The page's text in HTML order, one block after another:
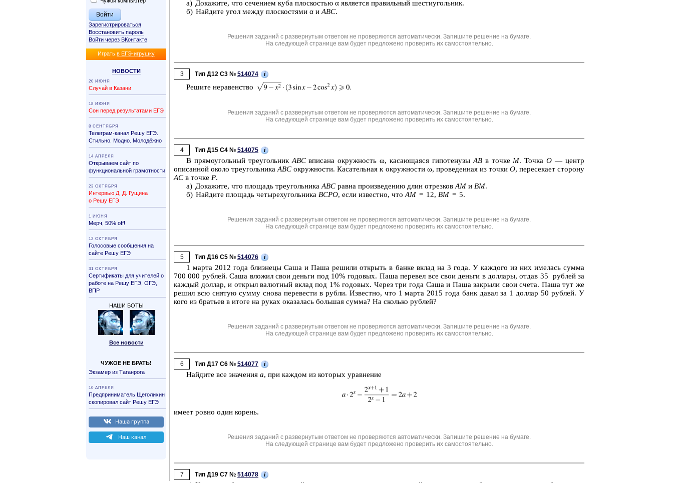
Зарегистрироваться
Восстановить пароль
Войти через ВКонтакте
Иг­рать в ЕГЭ-иг­руш­ку
НО­ВО­СТИ
20 ИЮНЯ
Случай в Казани
18 ИЮНЯ
Сон перед результатами ЕГЭ
8 СЕНТЯБРЯ
Телеграм-канал Решу ЕГЭ.
Стильно. Модно. Молодёжно
14 АПРЕЛЯ
Открываем сайт по
функциональной грамотности
23 ОКТЯБРЯ
Интервью Д. Д. Гущина
о Решу ЕГЭ
1 ИЮНЯ
Мерч, 50% off!
12 ОКТЯБРЯ
Голосовые сообщения на
сайте Решу ЕГЭ
31 ОК­ТЯБ­РЯ
Сер­ти­фи­ка­ты для учи­те­лей о
ра­бо­те на Решу ЕГЭ, ОГЭ,
ВПР
НАШИ БОТЫ
Все но­во­сти
ЧУЖОЕ НЕ БРАТЬ!
Эк­за­мер из Та­ган­ро­га
10 АП­РЕ­ЛЯ
Пред­при­ни­ма­тель Ще­го­ли­хин
ско­пи­ро­вал сайт Решу ЕГЭ
Наша груп­па
Наш канал
а) До­ка­жи­те, что се­че­ни­ем куба плос­ко­стью α яв­ля­ет­ся пра­виль­ный ше­сти­уголь­ник.
б) Най­ди­те угол между плос­ко­стя­ми α и ABC.
Решения заданий с развернутым ответом не проверяются автоматически. Запишите решение на бумаге.
На следующей странице вам будет предложено проверить их самостоятельно.
3 Тип Д12 C3 № 514074 i
Ре­ши­те не­ра­вен­ство
Решения заданий с развернутым ответом не проверяются автоматически. Запишите решение на бумаге.
На следующей странице вам будет предложено проверить их самостоятельно.
4 Тип Д15 C4 № 514075 i
В пря­мо­уголь­ный тре­уголь­ник ABCвпи­са­на окруж­ность ω, ка­са­ю­ща­я­ся ги­по­те­ну­зы ABв точке M. ТочкаО — центр
опи­сан­ной около тре­уголь­ни­каABC окруж­но­сти. Ка­са­тель­ная к окруж­но­сти ω, про­ве­ден­ная из точки О, пе­ре­се­ка­ет сто­ро­ну
АС в точке P.
а) До­ка­жи­те, что пло­щадь тре­уголь­ни­ка ABC равна про­из­ве­де­нию длин от­рез­ков AM и BM.
б) Най­ди­те пло­щадь че­ты­рех­уголь­ни­ка BCPO, если из­вест­но, что AM = 12, BM = 5.
Решения заданий с развернутым ответом не проверяются автоматически. Запишите решение на бумаге.
На следующей странице вам будет предложено проверить их самостоятельно.
5 Тип Д16 C5 № 514076 i
1 марта 2012 года близ­не­цы Саша и Паша ре­ши­ли от­крыть в банке вклад на 3 года. У каж­до­го из них име­лась сумма
700 000 руб­лей. Саша вло­жил свои день­ги под 10% го­до­вых. Паша пе­ре­вел все свои день­ги в дол­ла­ры, отдав 35 руб­лей за
каж­дый дол­лар, и от­крыл ва­лют­ный вклад под 1% го­до­вых. Через три года Саша и Паша за­кры­ли свои счета. Паша тут же
решил всю сня­тую сумму снова пе­ре­ве­сти в рубли. Из­вест­но, что 1 марта 2015 года банк давал за 1 дол­лар 50 руб­лей. У
кого из бра­тьев в итоге на руках ока­за­лась боль­шая сумма? На сколь­ко руб­лей?
Решения заданий с развернутым ответом не проверяются автоматически. Запишите решение на бумаге.
На следующей странице вам будет предложено проверить их самостоятельно.
6 Тип Д17 C6 № 514077 i
Най­ди­те все зна­че­ния а, при каж­дом из ко­то­рых урав­не­ние
имеет ровно один ко­рень.
Решения заданий с развернутым ответом не проверяются автоматически. Запишите решение на бумаге.
На следующей странице вам будет предложено проверить их самостоятельно.
7 Тип Д19 C7 № 514078 i